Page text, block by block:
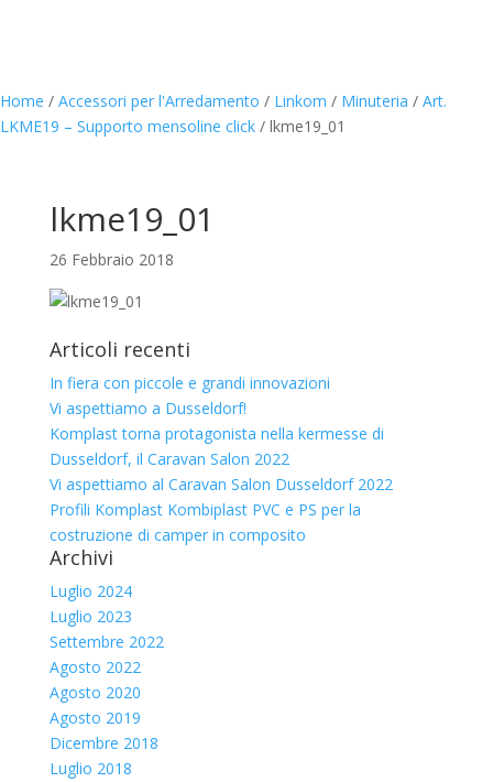
Home / Accessori per l'Arredamento / Linkom / Minuteria / Art.
LKME19 – Supporto mensoline click / lkme19_01
lkme19_01
26 Febbraio 2018
Articoli recenti
In fiera con piccole e grandi innovazioni
Vi aspettiamo a Dusseldorf!
Komplast torna protagonista nella kermesse di
Dusseldorf, il Caravan Salon 2022
Vi aspettiamo al Caravan Salon Dusseldorf 2022
Profili Komplast Kombiplast PVC e PS per la
costruzione di camper in composito
Archivi
Luglio 2024
Luglio 2023
Settembre 2022
Agosto 2022
Agosto 2020
Agosto 2019
Dicembre 2018
Luglio 2018